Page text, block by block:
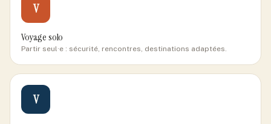
V
Voyage solo
Partir seul·e : sécurité, rencontres, destinations adaptées.
V